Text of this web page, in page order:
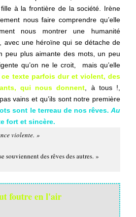
fille à la frontière de la société. Irène
nous faire comprendre qu’elle
nous montrer une humanité
avec une héroïne qui se détache de
peu plus aimante des mots, un peu
qu’on ne le croit,
mais qu’elle
ce texte parfois dur et violent, des
qui nous donnent , à tous !,
vains et qu’ils sont notre première
sont le terreau de nos rêves.Au
fort et sincère.
violente. »
souviennent des rêves des autres. »
foutre en l'air